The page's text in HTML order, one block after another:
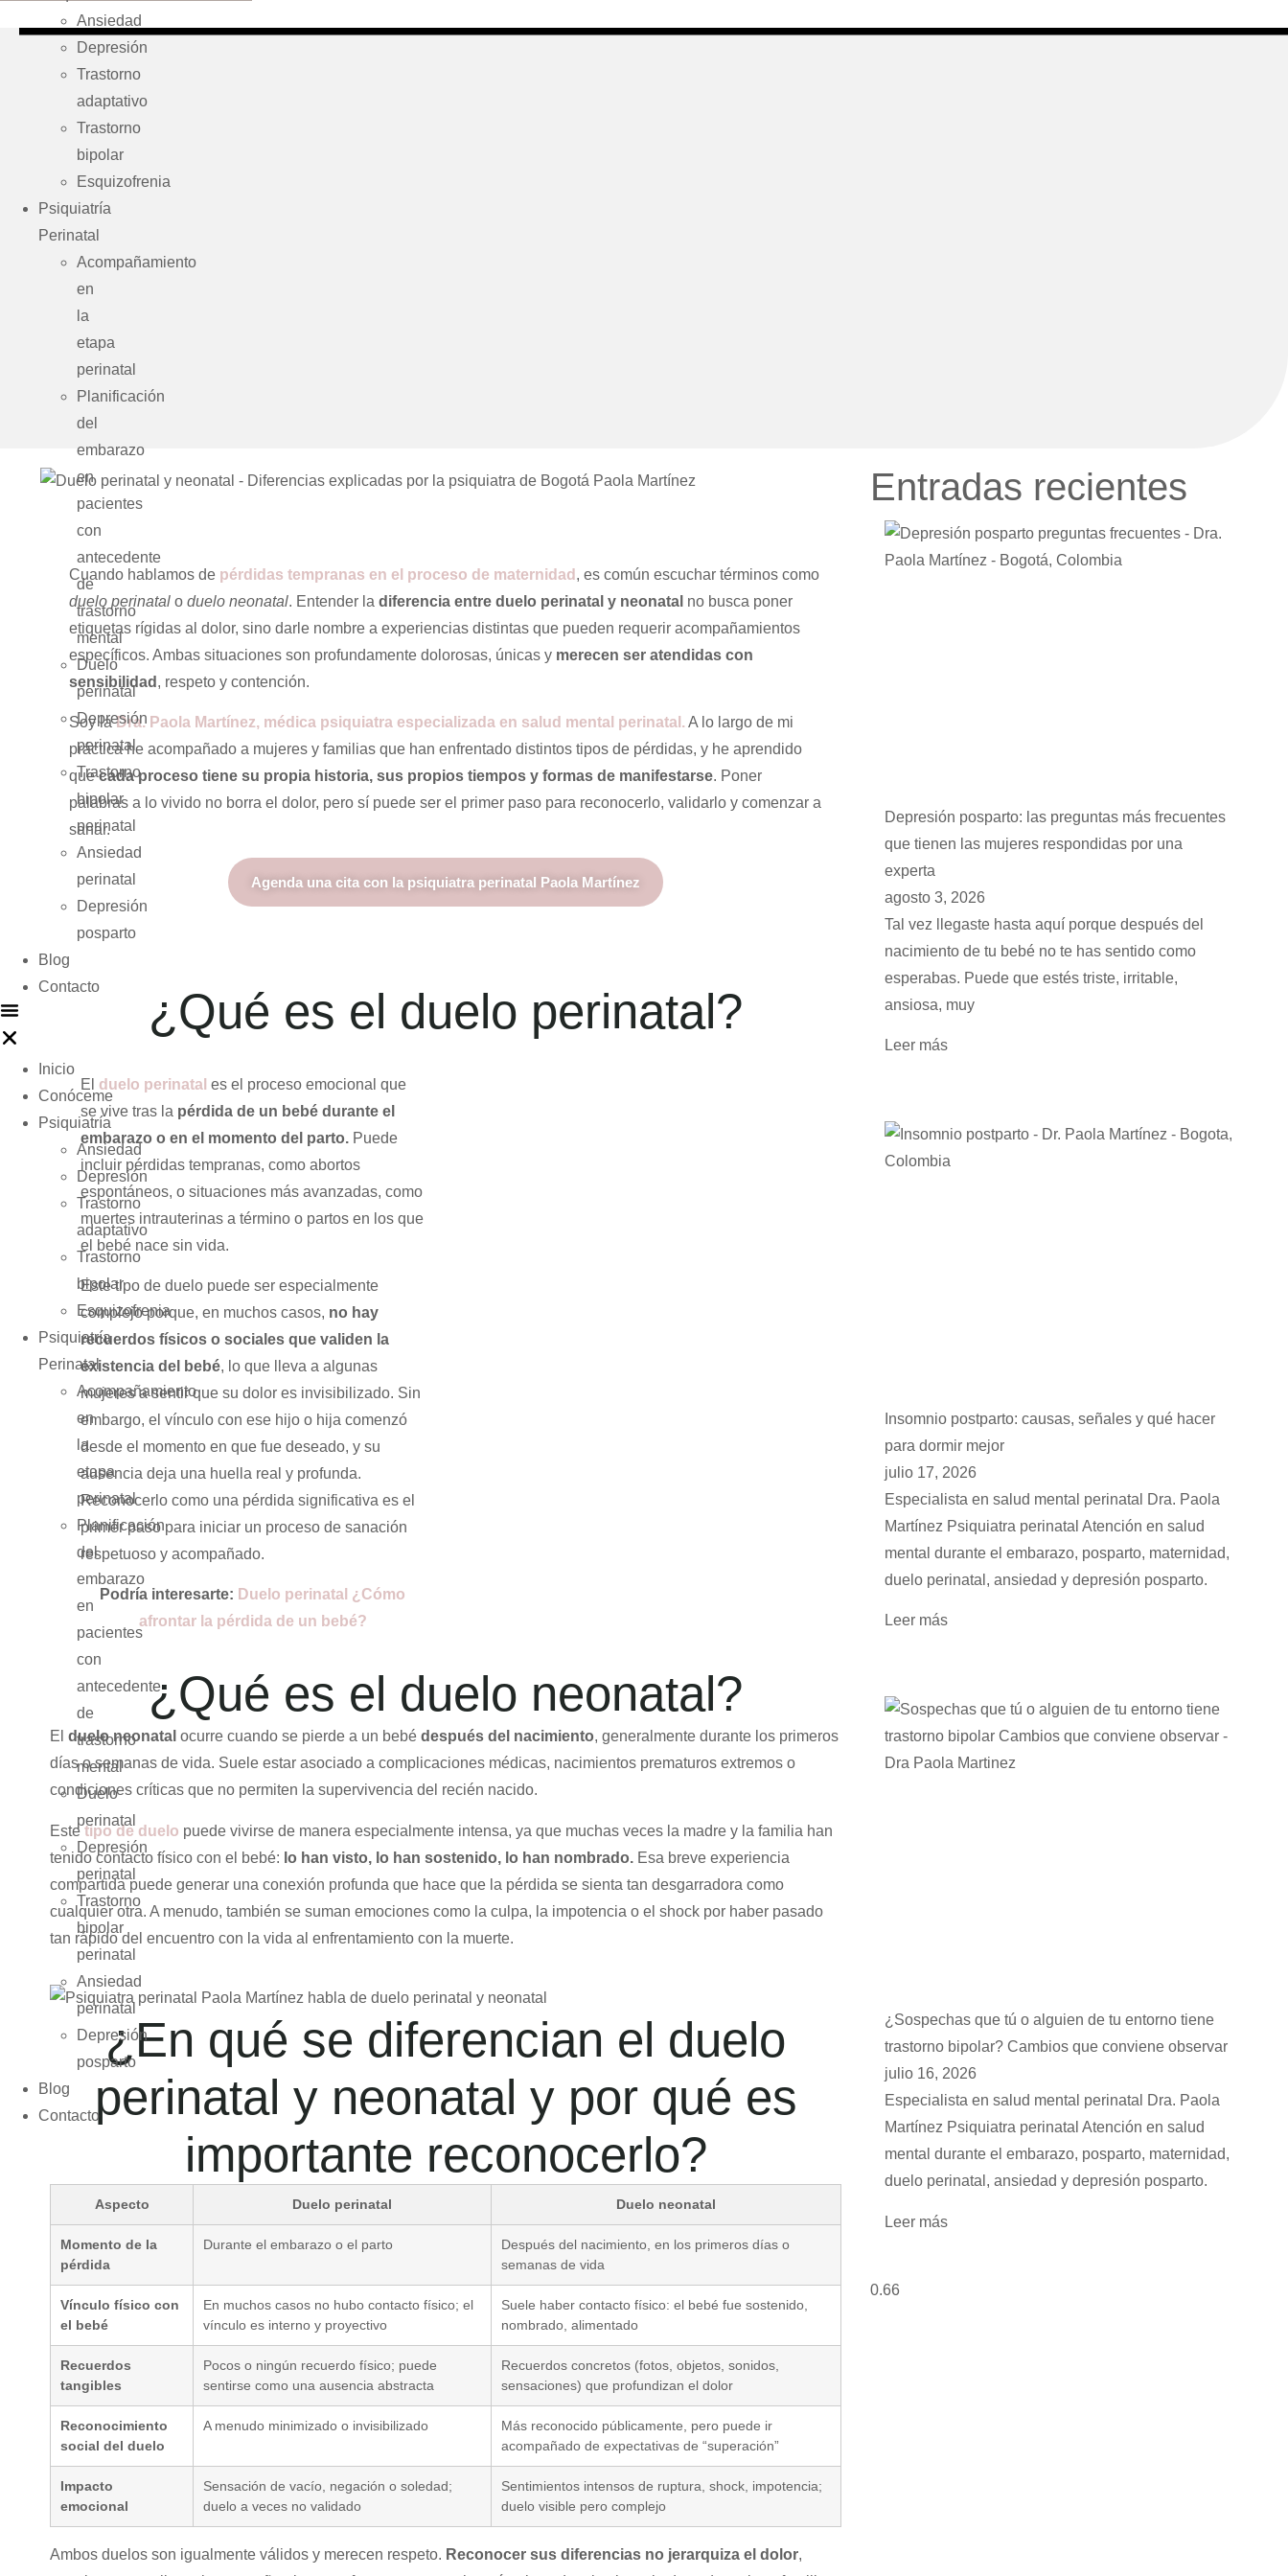
Ansiedad
Depresión
Trastorno
adaptativo
Trastorno
bipolar
Esquizofrenia
Psiquiatría
Perinatal
Acompañamiento
en
la
etapa
perinatal
Planificación
del
embarazo
en
pacientes
con
antecedente
de
trastorno
mental
Duelo
perinatal
Depresión
perinatal
Trastorno
bipolar
perinatal
Ansiedad
perinatal
Depresión
posparto
Blog
Contacto
Inicio
Conóceme
Psiquiatría
Ansiedad
Depresión
Trastorno
adaptativo
Trastorno
bipolar
Esquizofrenia
Psiquiatría
Perinatal
Acompañamiento
en
la
etapa
perinatal
Planificación
del
embarazo
en
pacientes
con
antecedente
de
trastorno
mental
Duelo
perinatal
Depresión
perinatal
Trastorno
bipolar
perinatal
Ansiedad
perinatal
Depresión
posparto
Blog
Contacto
Cuando hablamos de pérdidas tempranas en el proceso de maternidad , es común escuchar términos como
duelo perinatal o duelo neonatal. Entender la diferencia entre duelo perinatal y neonatal no busca poner
etiquetas rígidas al dolor, sino darle nombre a experiencias distintas que pueden requerir acompañamientos
específicos. Ambas situaciones son profundamente dolorosas, únicas y merecen ser atendidas con
sensibilidad , respeto y contención.
Soy laDra. Paola Martínez, médica psiquiatra especializada en salud mental perinatal. A lo largo de mi
práctica he acompañado a mujeres y familias que han enfrentado distintos tipos de pérdidas, y he aprendido
quecada proceso tiene su propia historia, sus propios tiempos y formas de manifestarse. Poner
palabras a lo vivido no borra el dolor, pero sí puede ser el primer paso para reconocerlo, validarlo y comenzar a
sanar.
Agenda una cita con la psiquiatra perinatal Paola Martínez
¿Qué es el duelo perinatal?
El duelo perinatal es el proceso emocional que
se vive tras la pérdida de un bebé durante el
embarazo o en el momento del parto. Puede
incluir pérdidas tempranas, como abortos
espontáneos, o situaciones más avanzadas, como
muertes intrauterinas a término o partos en los que
el bebé nace sin vida.
Este tipo de duelo puede ser especialmente
complejo porque, en muchos casos, no hay
recuerdos físicos o sociales que validen la
existencia del bebé, lo que lleva a algunas
mujeres a sentir que su dolor es invisibilizado. Sin
embargo, el vínculo con ese hijo o hija comenzó
desde el momento en que fue deseado, y su
ausencia deja una huella real y profunda.
Reconocerlo como una pérdida significativa es el
primer paso para iniciar un proceso de sanación
respetuoso y acompañado.
Podría interesarte: Duelo perinatal ¿Cómo
afrontar la pérdida de un bebé?
¿Qué es el duelo neonatal?
El duelo neonatal ocurre cuando se pierde a un bebé después del nacimiento, generalmente durante los primeros
días o semanas de vida. Suele estar asociado a complicaciones médicas, nacimientos prematuros extremos o
condiciones críticas que no permiten la supervivencia del recién nacido.
Estetipo de duelo puede vivirse de manera especialmente intensa, ya que muchas veces la madre y la familia han
tenido contacto físico con el bebé: lo han visto, lo han sostenido, lo han nombrado. Esa breve experiencia
compartida puede generar una conexión profunda que hace que la pérdida se sienta tan desgarradora como
cualquier otra. A menudo, también se suman emociones como la culpa, la impotencia o el shock por haber pasado
tan rápido del encuentro con la vida al enfrentamiento con la muerte.
¿En qué se diferencian el duelo
perinatal y neonatal y por qué es
importante reconocerlo?
Aspecto Duelo perinatal Duelo neonatal
Momento de la
pérdida
Durante el embarazo o el parto
Después del nacimiento, en los primeros días o
semanas de vida
Vínculo físico con
el bebé
En muchos casos no hubo contacto físico; el
vínculo es interno y proyectivo
Suele haber contacto físico: el bebé fue sostenido,
nombrado, alimentado
Recuerdos
tangibles
Pocos o ningún recuerdo físico; puede
sentirse como una ausencia abstracta
Recuerdos concretos (fotos, objetos, sonidos,
sensaciones) que profundizan el dolor
Reconocimiento
social del duelo
A menudo minimizado o invisibilizado
Más reconocido públicamente, pero puede ir
acompañado de expectativas de “superación”
Impacto
emocional
Sensación de vacío, negación o soledad;
duelo a veces no validado
Sentimientos intensos de ruptura, shock, impotencia;
duelo visible pero complejo
Ambos duelos son igualmente válidos y merecen respeto. Reconocer sus diferencias no jerarquiza el dolor,
Entradas recientes
Depresión posparto: las preguntas más frecuentes
que tienen las mujeres respondidas por una
experta
agosto 3, 2026
Tal vez llegaste hasta aquí porque después del
nacimiento de tu bebé no te has sentido como
esperabas. Puede que estés triste, irritable,
ansiosa, muy
Leer más
Insomnio postparto: causas, señales y qué hacer
para dormir mejor
julio 17, 2026
Especialista en salud mental perinatal Dra. Paola
Martínez Psiquiatra perinatal Atención en salud
mental durante el embarazo, posparto, maternidad,
duelo perinatal, ansiedad y depresión posparto.
Leer más
¿Sospechas que tú o alguien de tu entorno tiene
trastorno bipolar? Cambios que conviene observar
julio 16, 2026
Especialista en salud mental perinatal Dra. Paola
Martínez Psiquiatra perinatal Atención en salud
mental durante el embarazo, posparto, maternidad,
duelo perinatal, ansiedad y depresión posparto.
Leer más